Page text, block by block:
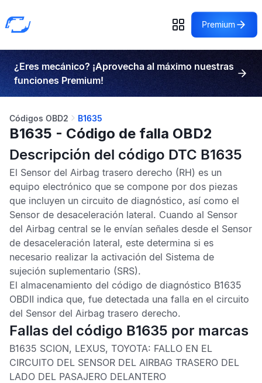
Premium
¿Eres mecánico? ¡Aprovecha al máximo nuestras
funciones Premium!
Códigos OBD2 B1635
B1635 - Código de falla OBD2
Descripción del código DTC B1635
El Sensor del Airbag trasero derecho (RH) es un
equipo electrónico que se compone por dos piezas
que incluyen un circuito de diagnóstico, así como el
Sensor de desaceleración lateral. Cuando al Sensor
del Airbag central se le envían señales desde el Sensor
de desaceleración lateral, este determina si es
necesario realizar la activación del Sistema de
sujeción suplementario (SRS).
El almacenamiento del código de diagnóstico B1635
OBDII indica que, fue detectada una falla en el circuito
del Sensor del Airbag trasero derecho.
Fallas del código B1635 por marcas
B1635 SCION, LEXUS, TOYOTA: FALLO EN EL
CIRCUITO DEL SENSOR DEL AIRBAG TRASERO DEL
LADO DEL PASAJERO DELANTERO